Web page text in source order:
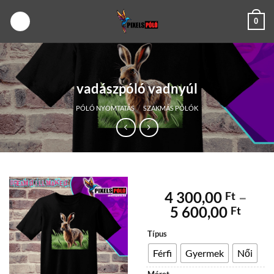
0
vadászpóló vadnyúl
PÓLÓ NYOMTATÁS / SZAKMÁS PÓLÓK
4 300,00 Ft –
5 600,00 Ft
-
5
Típus
Férfi Gyermek Női